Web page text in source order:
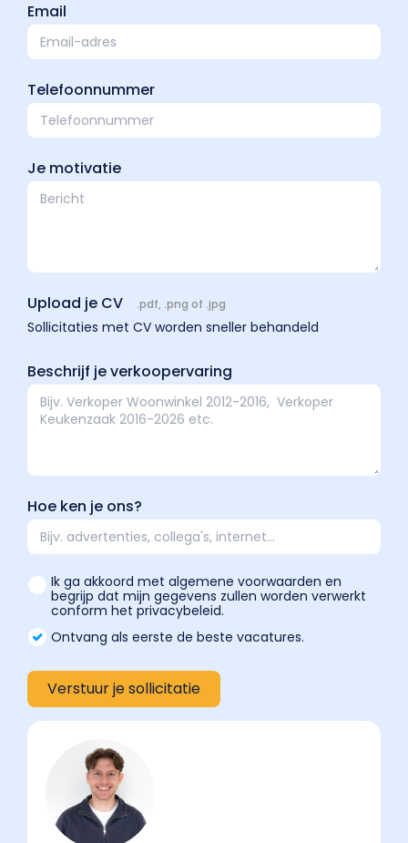
Email
Telefoonnummer
Je motivatie
Upload je CV .pdf, .png of .jpg
Sollicitaties met CV worden sneller behandeld
Beschrijf je verkoopervaring
Hoe ken je ons?
Ik ga akkoord met algemene voorwaarden en
begrijp dat mijn gegevens zullen worden verwerkt
conform het privacybeleid.
Ontvang als eerste de beste vacatures.